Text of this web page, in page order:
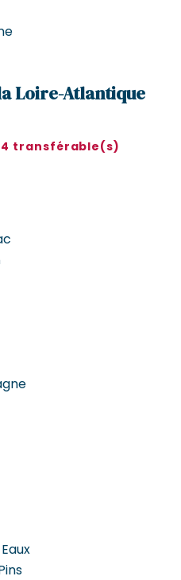
Loire-Atlantique
4 transférable(s)